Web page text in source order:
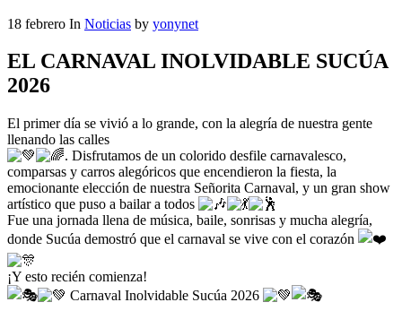
18 febrero In Noticias by yonynet
EL CARNAVAL INOLVIDABLE SUCÚA
2026
El primer día se vivió a lo grande, con la alegría de nuestra gente
llenando las calles
. Disfrutamos de un colorido desfile carnavalesco,
comparsas y carros alegóricos que encendieron la fiesta, la
emocionante elección de nuestra Señorita Carnaval, y un gran show
artístico que puso a bailar a todos
Fue una jornada llena de música, baile, sonrisas y mucha alegría,
donde Sucúa demostró que el carnaval se vive con el corazón
¡Y esto recién comienza!
Carnaval Inolvidable Sucúa 2026